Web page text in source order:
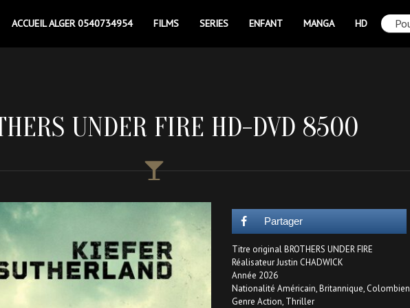
ACCUEIL ALGER 0540734954 FILMS SERIES ENFANT MANGA HD
UNDER FIRE HD-DVD 8500
Partager
Titre original BROTHERS UNDER FIRE
Réalisateur Justin CHADWICK
Année 2026
Nationalité Américain, Britannique, Colombien
Genre Action, Thriller